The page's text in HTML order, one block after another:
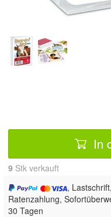
In
9 Stk verkauft
,
Ratenzahlung,
30 Tagen